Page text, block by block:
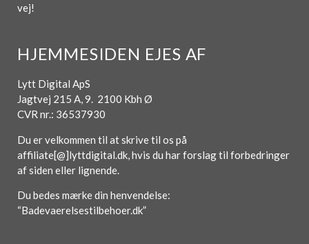
vej!
HJEMMESIDEN EJES AF
Lytt Digital ApS
Jagtvej 215 A, 9. 2100 Kbh Ø
CVR nr.: 36537930
Du er velkommen til at skrive til os på
affiliate[@]lyttdigital.dk, hvis du har forslag til forbedringer
af siden eller lignende.
Du bedes mærke din henvendelse:
“Badevaerelsestilbehoer.dk”